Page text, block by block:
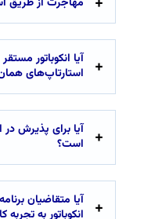
آیا انکوباتور
استارتاپ‌های
آیا برای پذیرش
است؟
آیا متقاضیان
انکوباتور به تجربه